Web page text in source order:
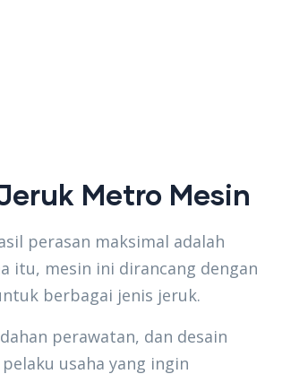
Metro Mesin
perasan maksimal adalah
itu, mesin ini dirancang dengan
berbagai jenis jeruk.
perawatan, dan desain
usaha yang ingin